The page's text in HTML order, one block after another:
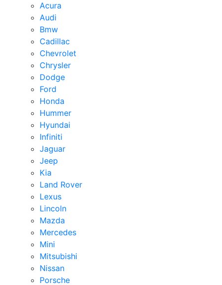
Acura
Audi
Bmw
Cadillac
Chevrolet
Chrysler
Dodge
Ford
Honda
Hummer
Hyundai
Infiniti
Jaguar
Jeep
Kia
Land Rover
Lexus
Lincoln
Mazda
Mercedes
Mini
Mitsubishi
Nissan
Porsche